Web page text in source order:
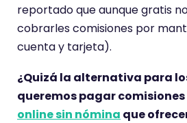
reportado que aunque gratis
cobrarles comisiones por
cuenta y tarjeta).
¿Quizá la alternativa para
queremos pagar comisiones
online sin nómina que